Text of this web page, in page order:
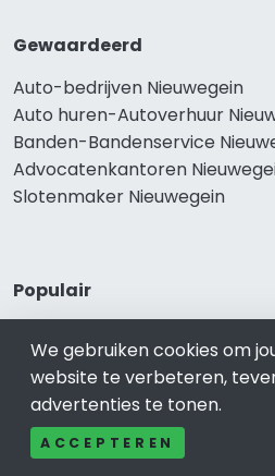
Gewaardeerd
Auto-bedrijven Nieuwegein
Auto huren-Autoverhuur
Banden-Bandenservice
Advocatenkantoren
Slotenmaker Nieuwegein
Populair
Prive Spa-Sauna Nieuwegein
Incassobureau Nieuwegein
Bedrijfsruimte Nieuwegein
Ongediertebestrijding
We gebruiken cookies om
website te verbeteren,
advertenties te tonen.
ACCEPTEREN